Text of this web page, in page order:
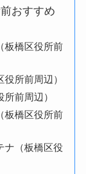
おすすめ
板橋区役所前
所前周辺）
前周辺）
板橋区役所前
ナ（板橋区役